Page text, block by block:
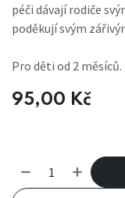
péči dávají rodiče
poděkují svým
Pro děti od 2 měsíců.
95,00 Kč